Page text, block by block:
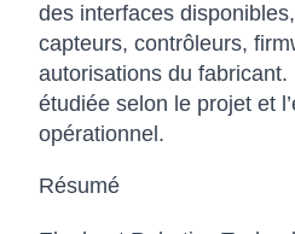
des interfaces
capteurs, contrôleurs,
autorisations du fabricant.
étudiée selon le projet et
opérationnel.
Résumé